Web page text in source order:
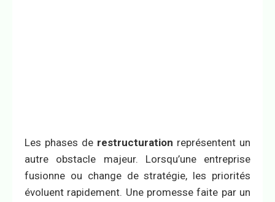
Les phases de restructuration représentent un
autre obstacle majeur. Lorsqu’une entreprise
fusionne ou change de stratégie, les priorités
évoluent rapidement. Une promesse faite par un